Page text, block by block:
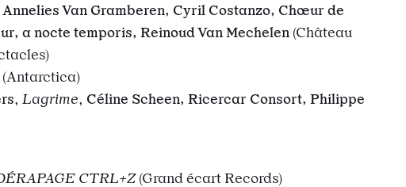
Van Gramberen, Cyril Costanzo, Chœur de
, a nocte temporis, Reinoud Van Mechelen (Château
(Antarctica)
, Lagrime, Céline Scheen, Ricercar Consort, Philippe
CTRL+Z(Grand écart Records)